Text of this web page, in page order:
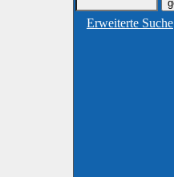
Erweiterte Suche